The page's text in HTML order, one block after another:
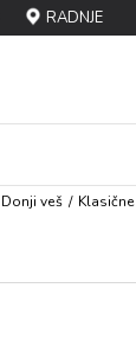
RADNJE
Dоnji vеš Klasičnе